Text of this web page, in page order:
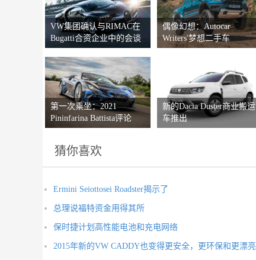
VW集团确认与RIMAC在
Bugatti合资企业中的会谈
偶像幻想：Autocar
Writers'梦想二手车
第一次乘坐：2021
Pininfarina Battista评论
新的Dacia Duster商业搬运
车推出
猜你喜欢
Ermini Seiottosei Roadster揭示了
总理说福特资金用得其所
保时捷计划高性能电池和充电网络
2015年新的VW CADDY也变得更安全，更环保和更漂亮